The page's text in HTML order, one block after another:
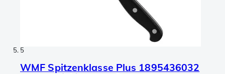
5
WMF Spitzenklasse Plus 1895436032